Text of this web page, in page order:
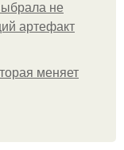
не
артефакт
меняет